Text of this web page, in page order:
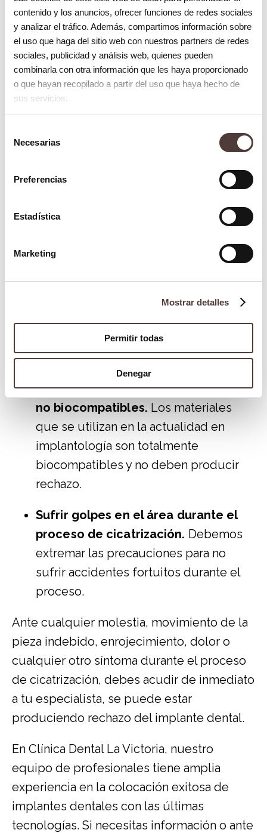
contenido y los anuncios, ofrecer funciones de redes sociales
y analizar el tráfico. Además, compartimos información sobre
el uso que haga del sitio web con nuestros partners de redes
sociales, publicidad y análisis web, quienes pueden
combinarla con otra información que les haya proporcionado
o que hayan recopilado a partir del uso que haya hecho de
sus servicios.
Necesarias
Preferencias
Estadística
Marketing
Mostrar detalles
Permitir todas
Denegar
Insuficiente cantidad de hueso.Esta
carencia debe ser detectada antes de
la colocación del implante y existen
recursos actualmente para
solucionarlo.
Enfermedades bucodentales no
Es conveniente que el tejido
de nuestra boca se encuentre en las
mejores condiciones posibles, por ello
es conveniente tratar antes cualquier
Padecer una infección durante la
intervención o el postoperatorio. A
esta infección se le llama
periimplantitis y se deben tomar todas
las medidas profilácticas para evitar
que esto ocurra.
Uso de materiales de baja calidad o
no biocompatibles. Los materiales
que se utilizan en la actualidad en
implantología son totalmente
biocompatibles y no deben producir
rechazo.
Sufrir golpes en el área durante el
proceso de cicatrización. Debemos
extremar las precauciones para no
sufrir accidentes fortuitos durante el
proceso.
Ante cualquier molestia, movimiento de la
pieza indebido, enrojecimiento, dolor o
cualquier otro síntoma durante el proceso
de cicatrización, debes acudir de inmediato
a tu especialista, se puede estar
produciendo rechazo del implante dental.
En Clínica Dental La Victoria, nuestro
equipo de profesionales tiene amplia
experiencia en la colocación exitosa de
implantes dentales con las últimas
tecnologías. Si necesitas información o ante